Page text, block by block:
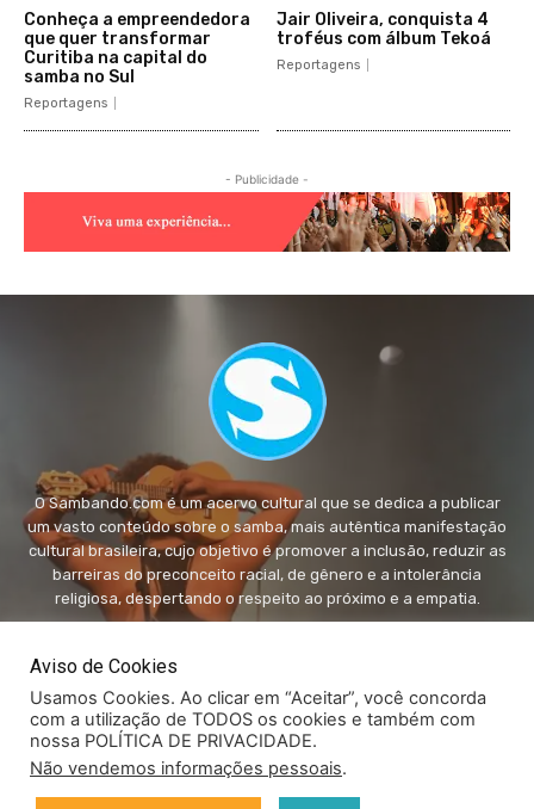
Conheça a empreendedora
que quer transformar
Curitiba na capital do
samba no Sul
Reportagens
Jair Oliveira, conquista 4
troféus com álbum Tekoá
Reportagens
- Publicidade -
O Sambando.com é um acervo cultural que se dedica a publicar
um vasto conteúdo sobre o samba, mais autêntica manifestação
cultural brasileira, cujo objetivo é promover a inclusão, reduzir as
barreiras do preconceito racial, de gênero e a intolerância
religiosa, despertando o respeito ao próximo e a empatia.
© Copyright - Sambando.com - Todos os direitos autorais
Aviso de Cookies
Usamos Cookies. Ao clicar em “Aceitar”, você concorda
com a utilização de TODOS os cookies e também com
nossa POLÍTICA DE PRIVACIDADE.
Não vendemos informações pessoais.